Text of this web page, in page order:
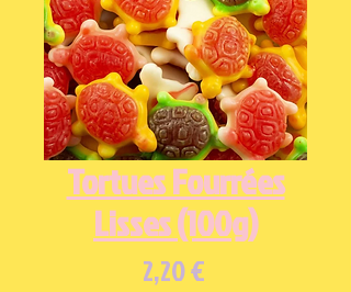
Tortues Fourrées
Lisses (100g)
2,20 €Prix